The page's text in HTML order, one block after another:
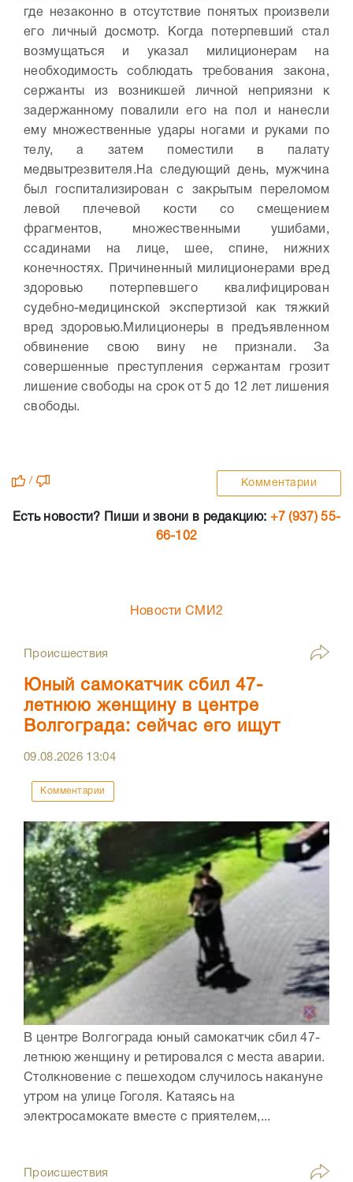
где незаконно в отсутствие понятых произвели
его личный досмотр.
Когда потерпевший стал
возмущаться и указал милиционерам на
необходимость соблюдать требования закона,
сержанты из возникшей личной неприязни к
задержанному повалили его на пол и нанесли
ему множественные удары ногами и руками по
телу, а затем поместили в палату
медвытрезвителя. На следующий день, мужчина
был госпитализирован с закрытым переломом
левой плечевой кости со смещением
фрагментов, множественными ушибами,
ссадинами на лице, шее, спине, нижних
конечностях. Причиненный милиционерами вред
здоровью потерпевшего квалифицирован
судебно-медицинской экспертизой как тяжкий
вред здоровью. Милиционеры в предъявленном
обвинение свою вину не признали. За
совершенные преступления сержантам грозит
лишение свободы на срок от 5 до 12 лет лишения
свободы.
/ Комментарии
Есть новости? Пиши и звони в редакцию: +7 (937) 55-
66-102
Новости СМИ2
Происшествия
Юный самокатчик сбил 47-
летнюю женщину в центре
Волгограда: сейчас его ищут
09.08.2026 13:04
Комментарии
В центре Волгограда юный самокатчик сбил 47-
летнюю женщину и ретировался с места аварии.
Столкновение с пешеходом случилось накануне
утром на улице Гоголя. Катаясь на
электросамокате вместе с приятелем,...
Происшествия